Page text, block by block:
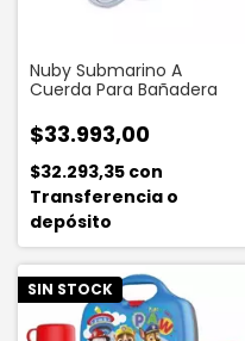
Nuby Submarino A
Cuerda Para Bañadera
$33.993,00
$32.293,35 con
Transferencia o
depósito
SIN STOCK